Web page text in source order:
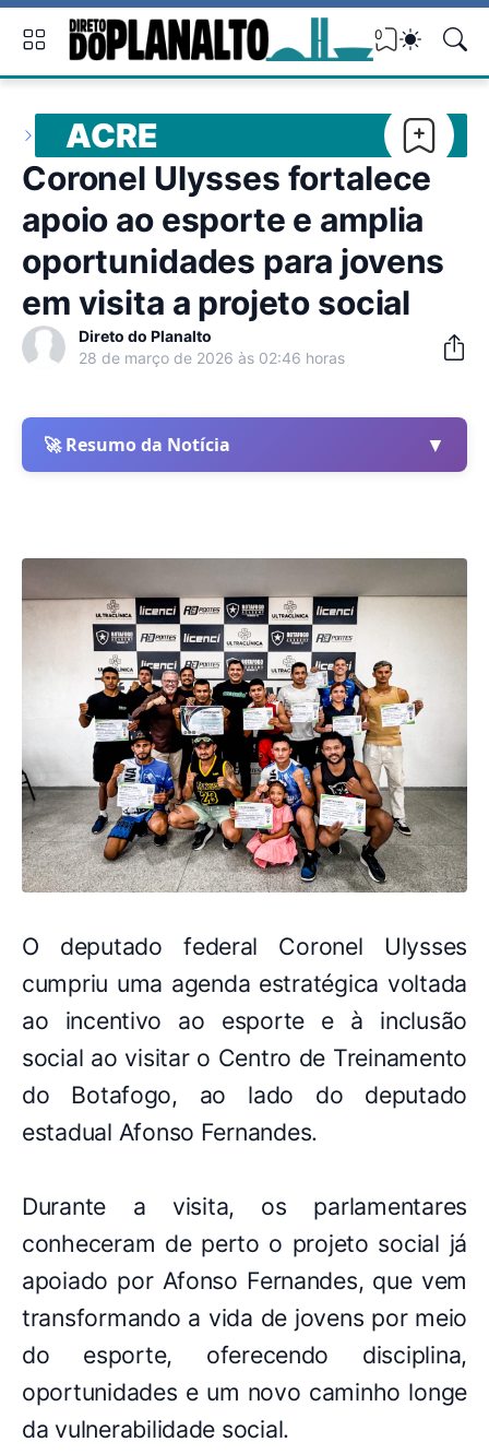
0
ACRE
Coronel Ulysses fortalece
apoio ao esporte e amplia
oportunidades para jovens
em visita a projeto social
Direto do Planalto
28 de março de 2026 às 02:46 horas
🚀 Resumo da Notícia ▼
O deputado federal Coronel Ulysses
cumpriu uma agenda estratégica voltada
ao incentivo ao esporte e à inclusão
social ao visitar o Centro de Treinamento
do Botafogo, ao lado do deputado
estadual Afonso Fernandes.
Durante a visita, os parlamentares
conheceram de perto o projeto social já
apoiado por Afonso Fernandes, que vem
transformando a vida de jovens por meio
do esporte, oferecendo disciplina,
oportunidades e um novo caminho longe
da vulnerabilidade social.